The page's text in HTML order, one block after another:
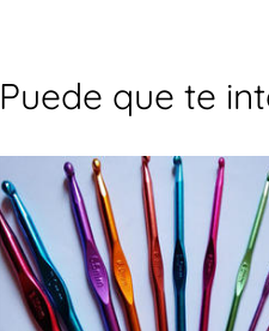
Puede que te